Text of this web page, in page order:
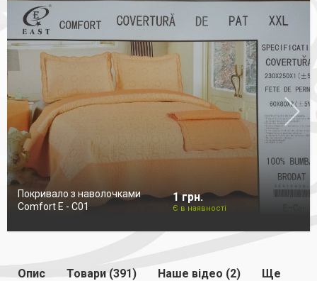
Покривало з наволочками
Comfort E - C01
1 грн.
Є в наявності
Опис Товари (391) Наше відео (2) Ще